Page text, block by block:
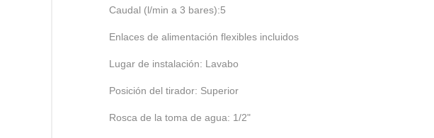
Caudal (l/min a 3 bares):5
Enlaces de alimentación flexibles incluidos
Lugar de instalación: Lavabo
Posición del tirador: Superior
Rosca de la toma de agua: 1/2"